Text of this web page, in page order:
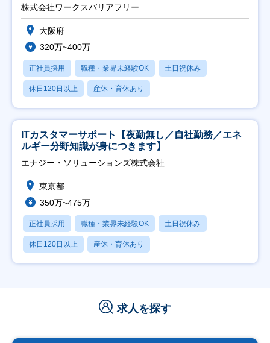
株式会社ワークスバリアフリー
大阪府
320万~400万
正社員採用 職種・業界未経験OK 土日祝休み
休日120日以上 産休・育休あり
ITカスタマーサポート【夜勤無し／自社勤務／エネ
ルギー分野知識が身につきます】
エナジー・ソリューションズ株式会社
東京都
350万~475万
正社員採用 職種・業界未経験OK 土日祝休み
休日120日以上 産休・育休あり
求人を探す